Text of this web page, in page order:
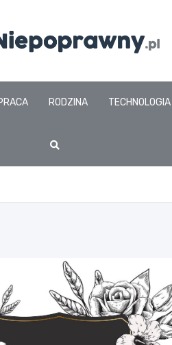
RODZINA TECHNOLOGIA